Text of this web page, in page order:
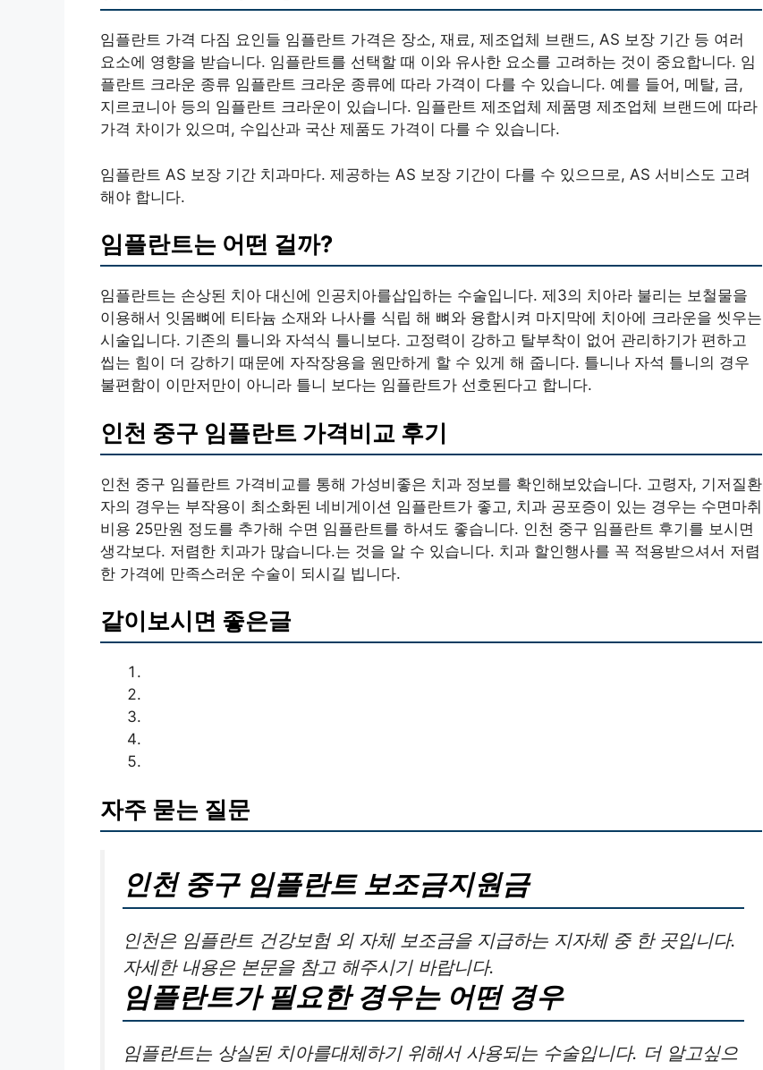
임플란트 가격 다짐 요인들 임플란트 가격은 장소, 재료, 제조업체 브랜드, AS 보장 기간 등 여러
요소에 영향을 받습니다. 임플란트를 선택할 때 이와 유사한 요소를 고려하는 것이 중요합니다. 임
플란트 크라운 종류 임플란트 크라운 종류에 따라 가격이 다를 수 있습니다. 예를 들어, 메탈, 금,
지르코니아 등의 임플란트 크라운이 있습니다. 임플란트 제조업체 제품명 제조업체 브랜드에 따라
가격 차이가 있으며, 수입산과 국산 제품도 가격이 다를 수 있습니다.
임플란트 AS 보장 기간 치과마다. 제공하는 AS 보장 기간이 다를 수 있으므로, AS 서비스도 고려
해야 합니다.
임플란트는 어떤 걸까?
임플란트는 손상된 치아 대신에 인공치아를삽입하는 수술입니다. 제3의 치아라 불리는 보철물을
이용해서 잇몸뼈에 티타늄 소재와 나사를 식립 해 뼈와 융합시켜 마지막에 치아에 크라운을 씻우는
시술입니다. 기존의 틀니와 자석식 틀니보다. 고정력이 강하고 탈부착이 없어 관리하기가 편하고
씹는 힘이 더 강하기 때문에 자작장용을 원만하게 할 수 있게 해 줍니다. 틀니나 자석 틀니의 경우
불편함이 이만저만이 아니라 틀니 보다는 임플란트가 선호된다고 합니다.
인천 중구 임플란트 가격비교 후기
인천 중구 임플란트 가격비교를 통해 가성비좋은 치과 정보를 확인해보았습니다. 고령자, 기저질환
자의 경우는 부작용이 최소화된 네비게이션 임플란트가 좋고, 치과 공포증이 있는 경우는 수면마취
비용 25만원 정도를 추가해 수면 임플란트를 하셔도 좋습니다. 인천 중구 임플란트 후기를 보시면
생각보다. 저렴한 치과가 많습니다.는 것을 알 수 있습니다. 치과 할인행사를 꼭 적용받으셔서 저렴
한 가격에 만족스러운 수술이 되시길 빕니다.
같이보시면 좋은글
자주 묻는 질문
인천 중구 임플란트 보조금지원금
인천은 임플란트 건강보험 외 자체 보조금을 지급하는 지자체 중 한 곳입니다.
자세한 내용은 본문을 참고 해주시기 바랍니다.
임플란트가 필요한 경우는 어떤 경우
임플란트는 상실된 치아를대체하기 위해서 사용되는 수술입니다. 더 알고싶으